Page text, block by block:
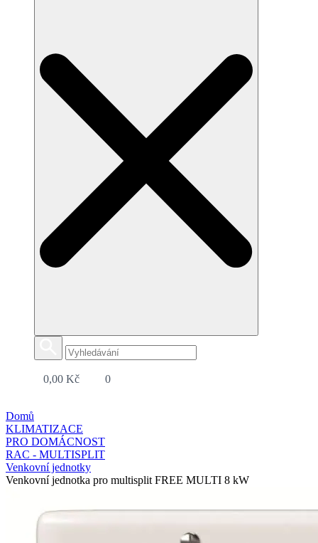
0,00 Kč 0
Domů
KLIMATIZACE
PRO DOMÁCNOST
RAC - MULTISPLIT
Venkovní jednotky
Venkovní jednotka pro multisplit FREE MULTI 8 kW